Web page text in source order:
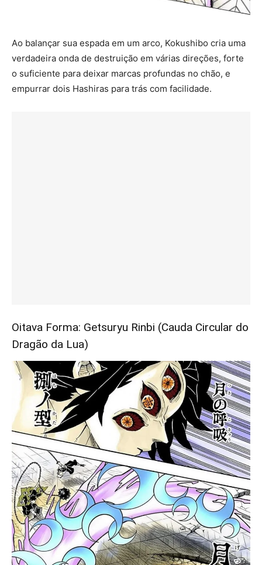
Ao balançar sua espada em um arco, Kokushibo cria uma
verdadeira onda de destruição em várias direções, forte
o suficiente para deixar marcas profundas no chão, e
empurrar dois Hashiras para trás com facilidade.
Oitava Forma: Getsuryu Rinbi (Cauda Circular do
Dragão da Lua)